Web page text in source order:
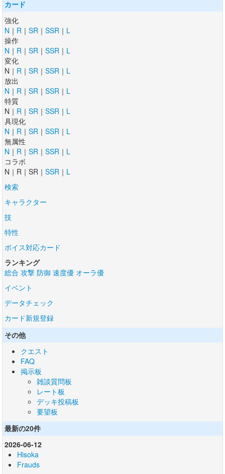
カード
強化
N ｜ R ｜ SR ｜ SSR ｜ L
操作
N ｜ R ｜ SR ｜ SSR ｜ L
変化
N｜ R ｜ SR ｜ SSR ｜ L
放出
N ｜ R ｜ SR ｜ SSR ｜ L
特質
N｜ R ｜ SR ｜ SSR ｜ L
具現化
N ｜ R ｜ SR ｜ SSR ｜ L
無属性
N ｜ R ｜ SR ｜ SSR ｜ L
コラボ
N｜R｜SR｜ SSR ｜ L
検索
キャラクター
技
特性
ボイス対応カード
ランキング
総合 攻撃 防御 速度優 オーラ優
イベント
データチェック
カード新規登録
その他
クエスト
FAQ
掲示板
雑談質問板
レート板
デッキ投稿板
要望板
最新の20件
2026-06-12
Hisoka
Frauds